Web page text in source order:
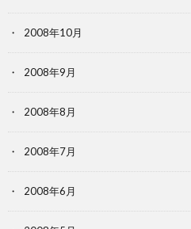
2008年10月
2008年9月
2008年8月
2008年7月
2008年6月